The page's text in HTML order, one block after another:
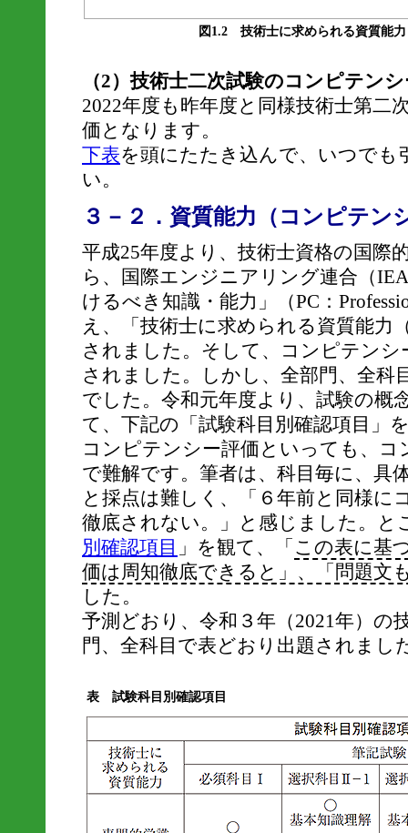
図1.2 技術士に求められる資質能
（2）技術士二次試験のコンピテン
2022年度も昨年度と同様技術士第二
価となります。
下表を頭にたたき込んで、いつでも
い。
３－２．資質能力（コンピテン
平成25年度より、技術士資格の国際
ら、国際エンジニアリング連合（
けるべき知識・能力」（PC：
え、「技術士に求められる資質能力
されました。そして、コンピテンシ
されました。しかし、全部門、全科
でした。令和元年度より、試験の概
て、下記の「試験科目別確認項目」
コンピテンシー評価といっても、
で難解です。筆者は、科目毎に、具
と採点は難しく、「６年前と同様に
徹底されない。」と感じました。と
別確認項目 」を観て、「 この表に基
価は周知徹底できると」、「問題文
した。
予測どおり、令和３年（2021年）の
門、全科目で表どおり出題されまし
表 試験科目別確認項目